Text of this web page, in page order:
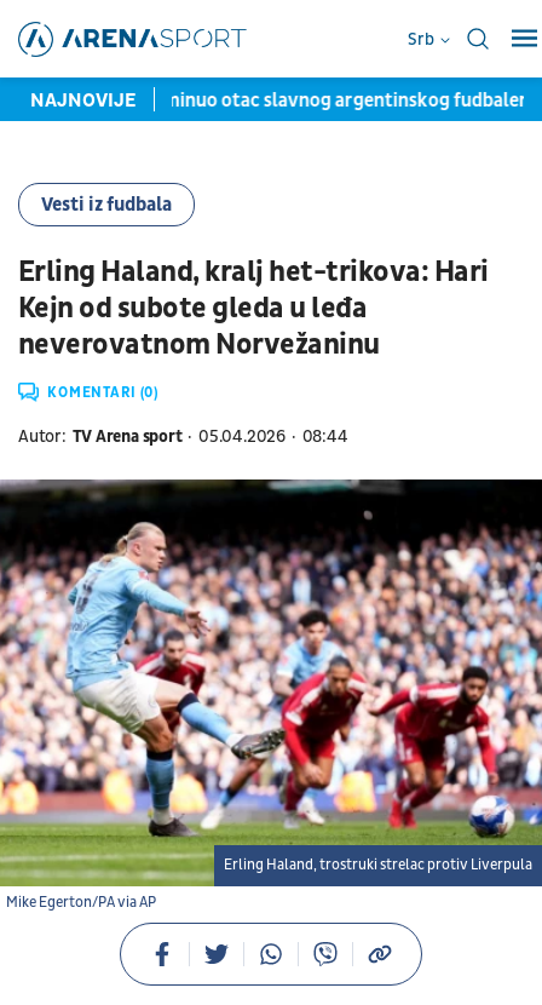
Srb
NAJNOVIJE
Mesi: Preminuo otac slavnog argentinskog fudbalera
Vesti iz fudbala
Erling Haland, kralj het-trikova: Hari
Kejn od subote gleda u leđa
neverovatnom Norvežaninu
KOMENTARI (0)
Autor: TV Arena sport 05.04.2026 08:44
Mike Egerton/PA via AP
Erling Haland, trostruki strelac protiv Liverpula